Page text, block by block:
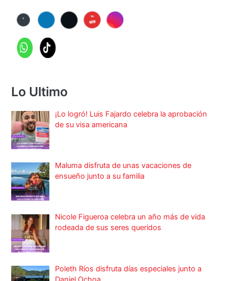
Lo Ultimo
¡Lo logró! Luis Fajardo celebra la aprobación
de su visa americana
Maluma disfruta de unas vacaciones de
ensueño junto a su familia
Nicole Figueroa celebra un año más de vida
rodeada de sus seres queridos
Poleth Ríos disfruta días especiales junto a